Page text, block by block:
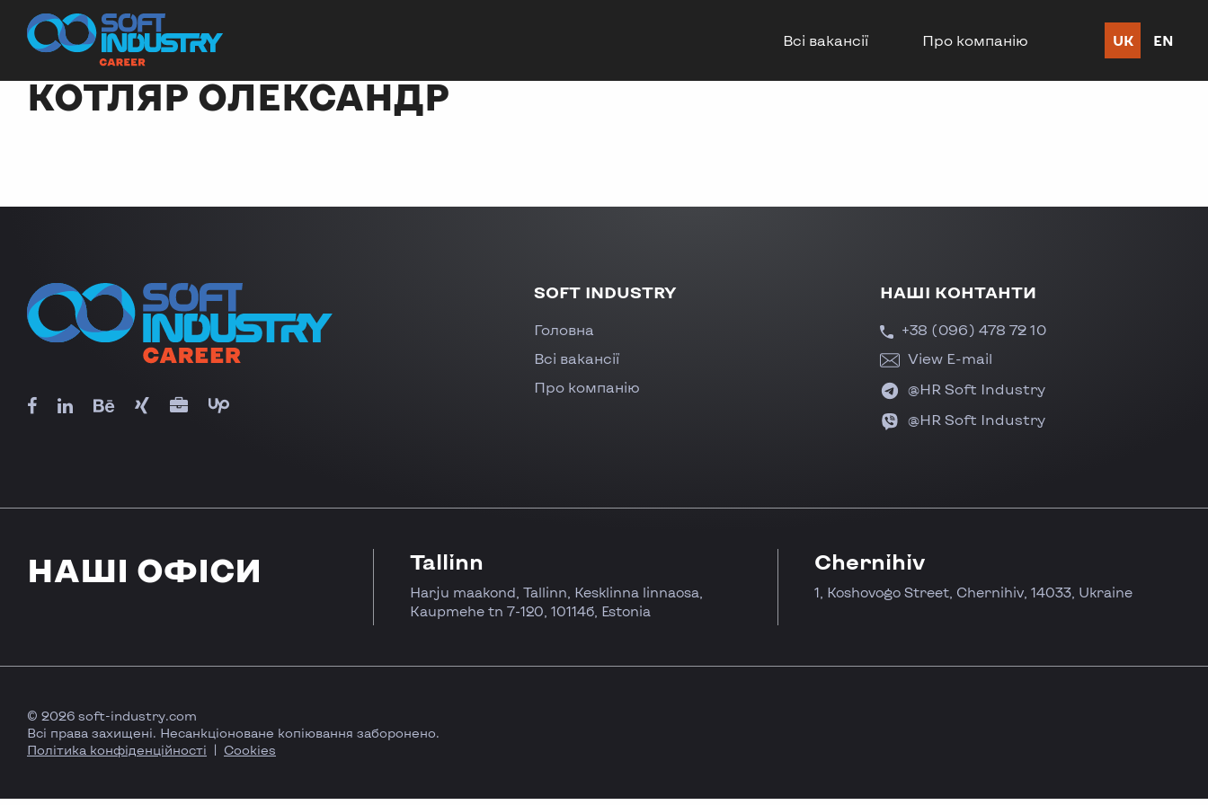
UK EN
Всі вакансії Про компанію
КОТЛЯР ОЛЕКСАНДР
SOFT INDUSTRY
Головна
Всі вакансії
Про компанію
НАШІ КОНТАНТИ
+38 (096) 478 72 10
View E-mail
@HR Soft Industry
@HR Soft Industry
НАШІ ОФІСИ Tallinn
Harju maakond, Tallinn, Kesklinna linnaosa,
Kaupmehe tn 7-120, 10114б, Estonia
Chernihiv
1, Koshovogo Street, Chernihiv, 14033, Ukraine
© 2026 soft-industry.com
Всі права захищені. Несанкціоноване копіювання заборонено.
Політика конфіденційності
Cookies